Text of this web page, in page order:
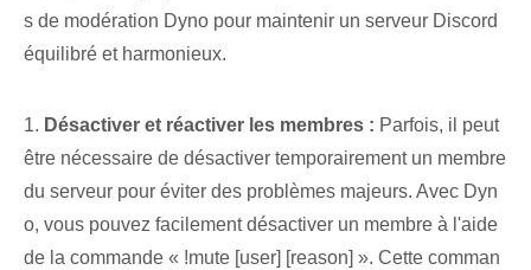
s de modération Dyno pour maintenir un serveur Discord
équilibré et harmonieux.
1. Désactiver et réactiver les membres : Parfois, il peut
être nécessaire de désactiver temporairement un membre
du serveur pour éviter des problèmes majeurs. Avec Dyn
o, vous pouvez facilement désactiver un membre à l'aide
de la commande « !mute⁢ [user] [reason] ».​ Cette ⁢comman